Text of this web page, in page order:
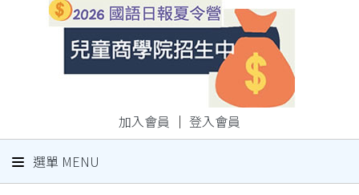
加入會員 ｜ 登入會員
選單 MENU